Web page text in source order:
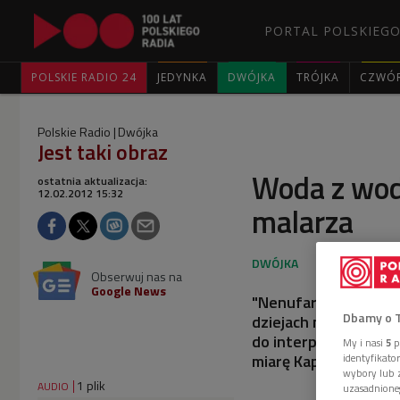
PORTAL
POLSKIE RADIO 24 JEDYNKA DWÓJKA TRÓJKA
Polskie Radio Dwójka
Jest taki obraz
Woda z
malarza
ostatnia aktualizacja:
12.02.2012 15:32
Obserwuj nas na
Google News
"Nenufary"
dziejach
do interpretacji jako
miarę Kaplicy
AUDIO 1 plik
Dbamy o
My i nasi 5
wybory lub